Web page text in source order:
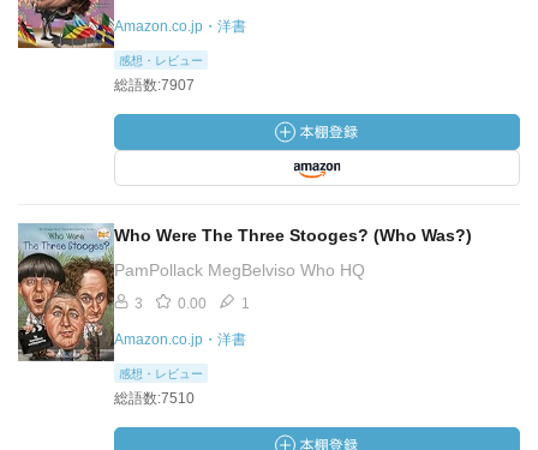
Amazon.co.jp・洋書
感想・レビュー
総語数:7907
Who Were The Three Stooges? (Who Was?)
PamPollack MegBelviso Who HQ
3 0.00 1
Amazon.co.jp・洋書
感想・レビュー
総語数:7510